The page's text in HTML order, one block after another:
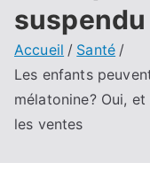
Accueil
Santé
Les enfants
mélatonine? Oui,
les ventes